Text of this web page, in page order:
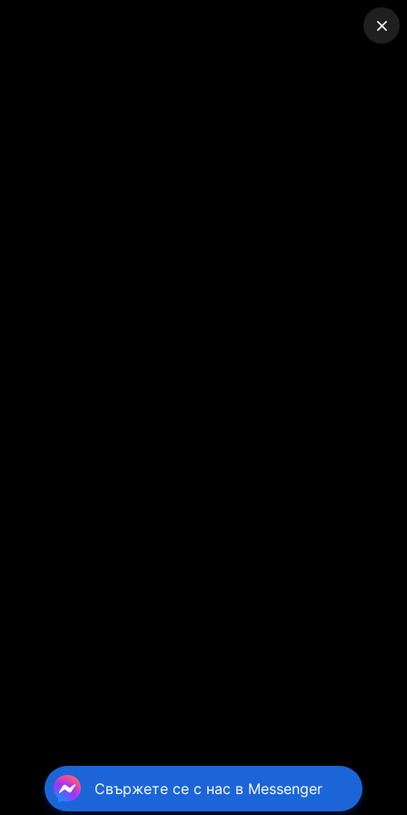
Свържете се с нас в Messenger